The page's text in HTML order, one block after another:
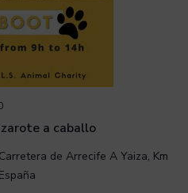
a caballo
Carretera de Arrecife A Yaiza, Km